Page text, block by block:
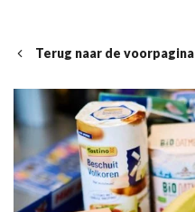
Terug naar de voorpagina